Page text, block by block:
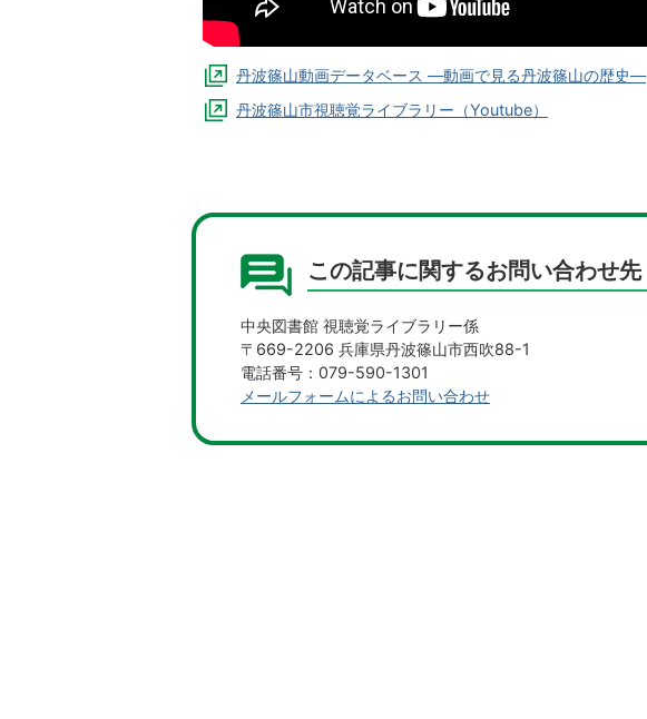
丹波篠山動画データベース ―動画で見る丹波篠山の歴史―
丹波篠山市視聴覚ライブラリー（Youtube）
この記事に関するお問い合わせ先
中央図書館 視聴覚ライブラリー係
〒669-2206 兵庫県丹波篠山市西吹88-1
電話番号：079-590-1301
メールフォームによるお問い合わせ